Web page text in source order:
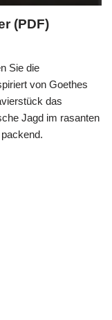
(PDF)
Sie die
von Goethes
das
Jagd im rasanten